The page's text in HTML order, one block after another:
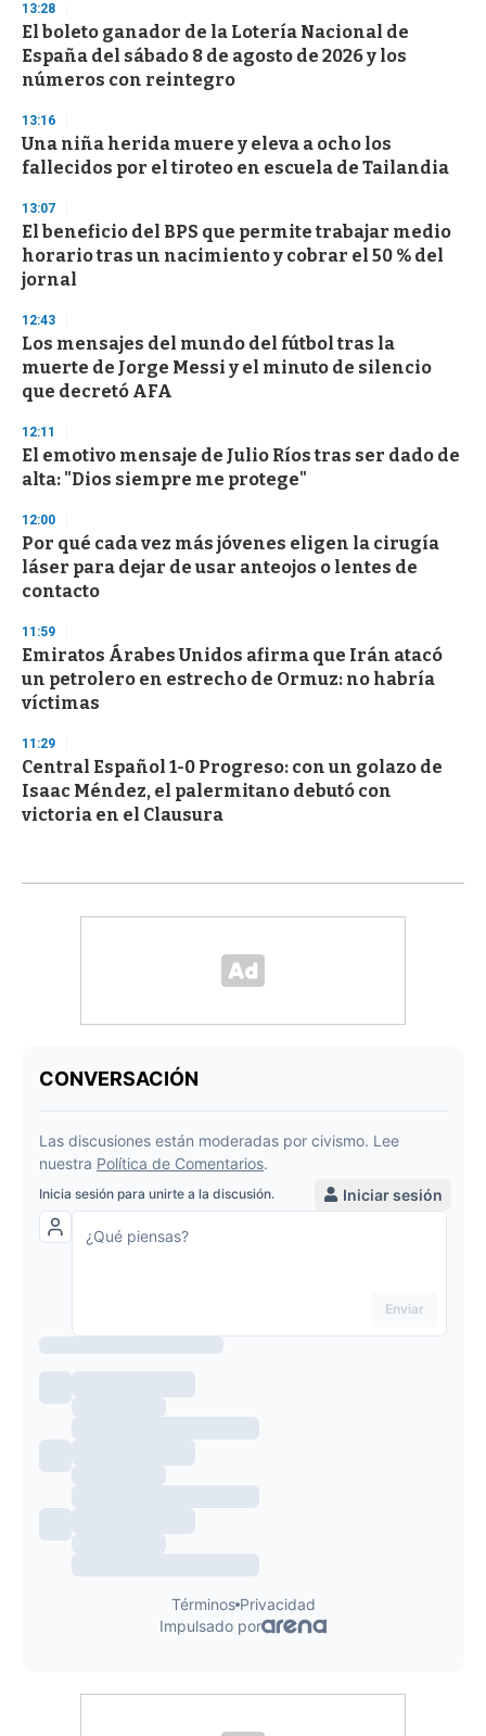
d
s
o
f
3
s
e
c
o
d
s
13:28
El boleto ganador de la Lotería Nacional de
España del sábado 8 de agosto de 2026 y los
números con reintegro
13:16
Una niña herida muere y eleva a ocho los
fallecidos por el tiroteo en escuela de Tailandia
13:07
El beneficio del BPS que permite trabajar medio
horario tras un nacimiento y cobrar el 50 % del
jornal
12:43
Los mensajes del mundo del fútbol tras la
muerte de Jorge Messi y el minuto de silencio
que decretó AFA
12:11
El emotivo mensaje de Julio Ríos tras ser dado de
alta: "Dios siempre me protege"
12:00
Por qué cada vez más jóvenes eligen la cirugía
láser para dejar de usar anteojos o lentes de
contacto
11:59
Emiratos Árabes Unidos afirma que Irán atacó
un petrolero en estrecho de Ormuz: no habría
víctimas
11:29
Central Español 1-0 Progreso: con un golazo de
Isaac Méndez, el palermitano debutó con
victoria en el Clausura